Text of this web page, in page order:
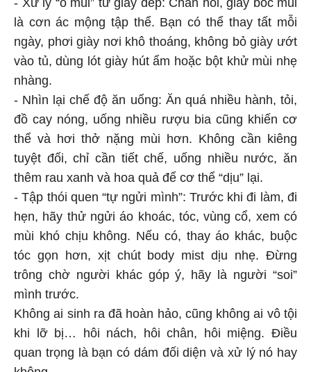
là cơn ác mộng tập thể. Bạn có thể thay tất mỗi
ngày, phơi giày nơi khô thoáng, không bỏ giày ướt
vào tủ, dùng lót giày hút ẩm hoặc bột khử mùi nhẹ
nhàng.
- Nhìn lại chế độ ăn uống: Ăn quá nhiều hành, tỏi,
đồ cay nóng, uống nhiều rượu bia cũng khiến cơ
thể và hơi thở nặng mùi hơn. Không cần kiêng
tuyệt đối, chỉ cần tiết chế, uống nhiều nước, ăn
thêm rau xanh và hoa quả để cơ thể “dịu” lại.
- Tập thói quen “tự ngửi mình”: Trước khi đi làm, đi
hẹn, hãy thử ngửi áo khoác, tóc, vùng cổ, xem có
mùi khó chịu không. Nếu có, thay áo khác, buộc
tóc gọn hơn, xịt chút body mist dịu nhẹ. Đừng
trông chờ người khác góp ý, hãy là người “soi”
mình trước.
Không ai sinh ra đã hoàn hảo, cũng không ai vô tội
khi lỡ bị… hôi nách, hôi chân, hôi miệng. Điều
quan trọng là bạn có dám đối diện và xử lý nó hay